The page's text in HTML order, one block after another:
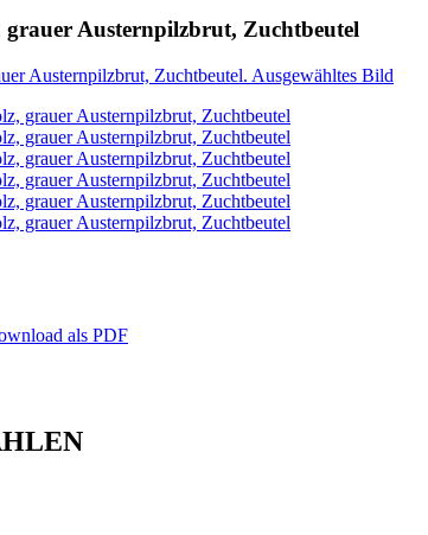
grauer Austernpilzbrut, Zuchtbeutel
als PDF